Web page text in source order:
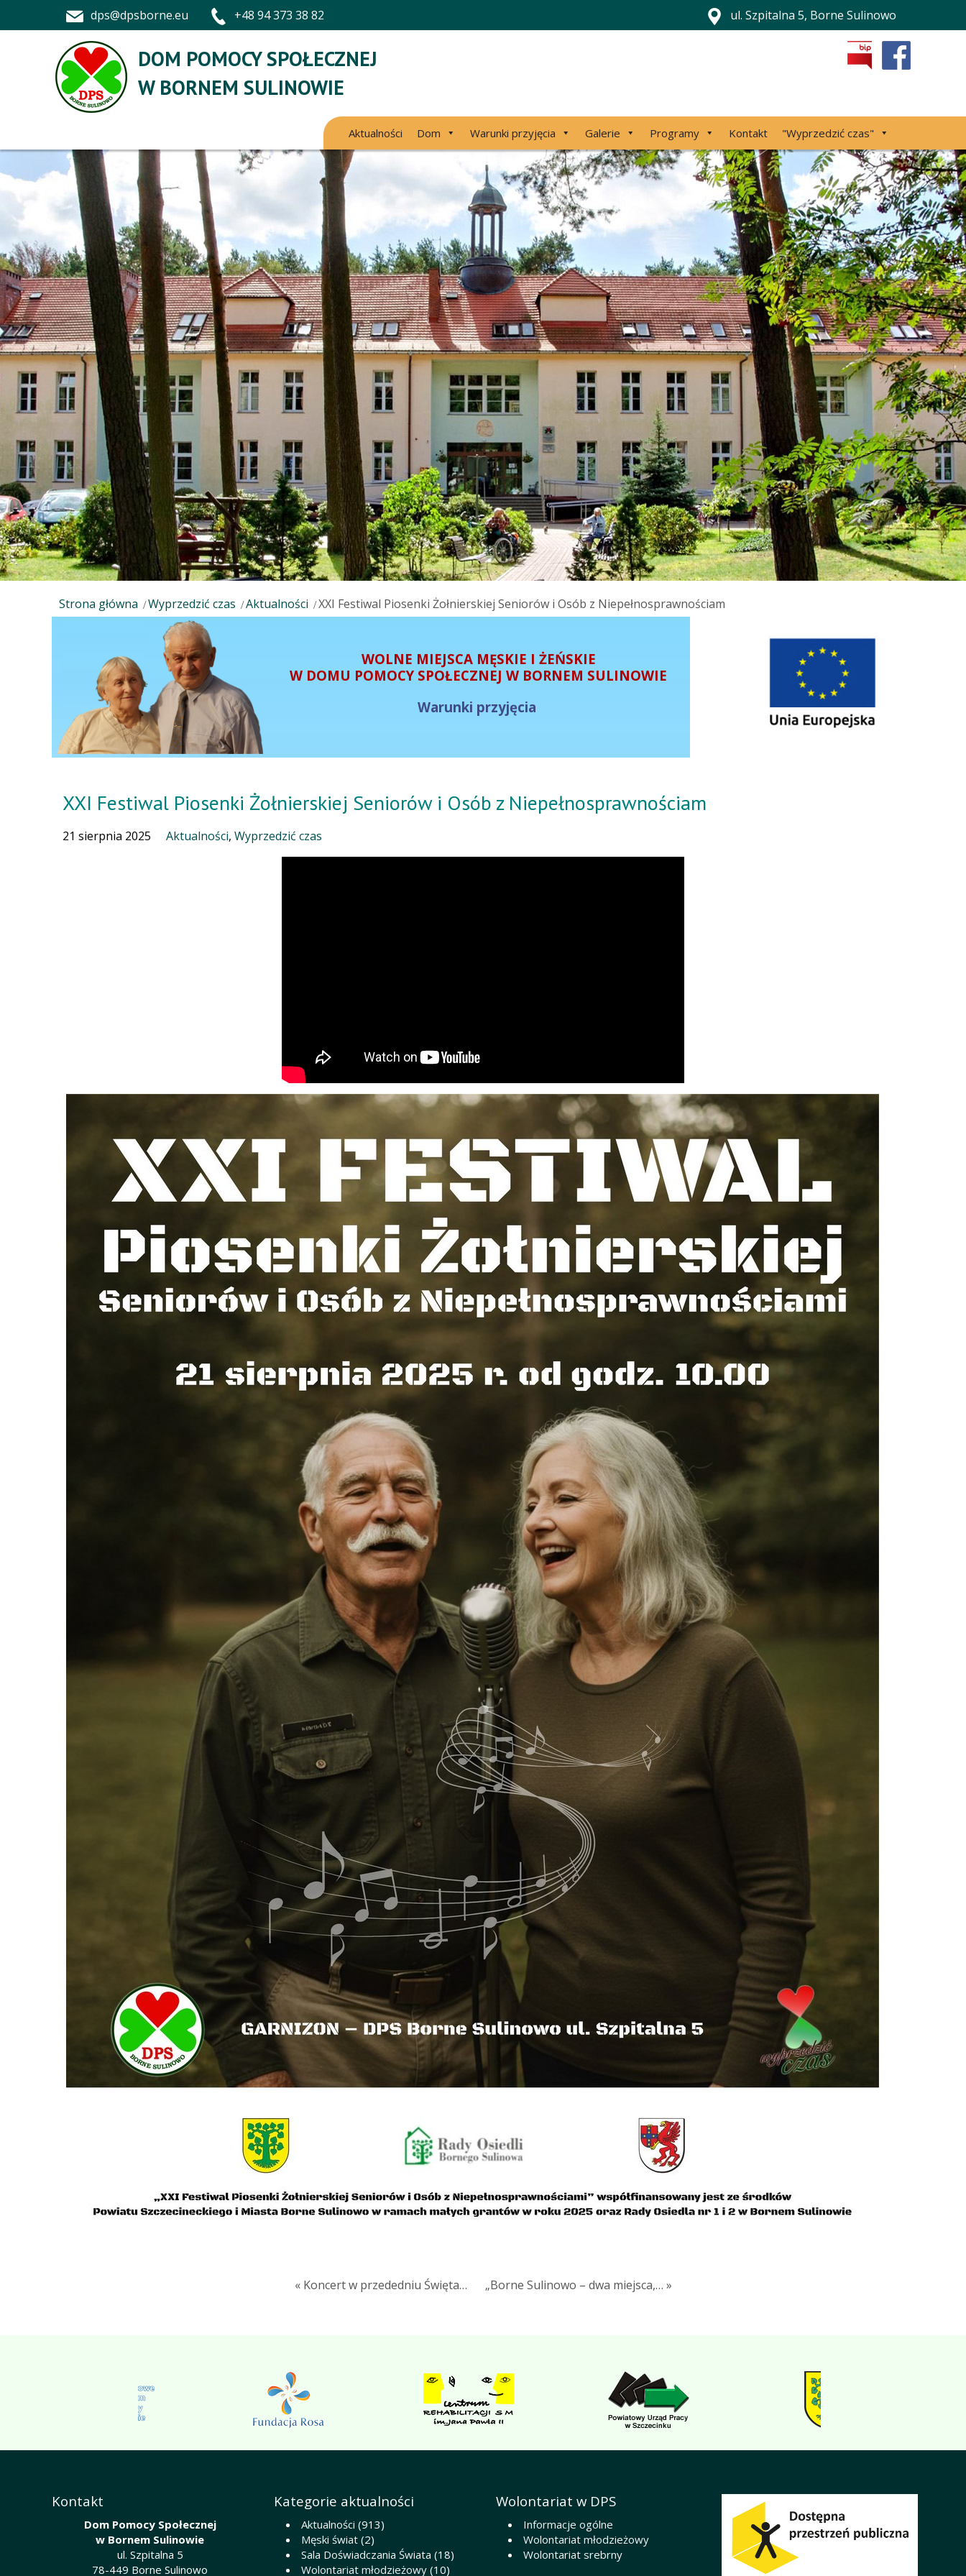
dps@dpsborne.eu +48 94 373 38 82 ul. Szpitalna 5, Borne Sulinowo
DOM POMOCY SPOŁECZNEJ
W BORNEM SULINOWIE
Aktualności Dom Warunki przyjęcia Galerie Programy Kontakt "Wyprzedzić czas"
Strona główna Wyprzedzić czas Aktualności XXI Festiwal Piosenki Żołnierskiej Seniorów i Osób z Niepełnosprawnościam
WOLNE MIEJSCA MĘSKIE I ŻEŃSKIE
W DOMU POMOCY SPOŁECZNEJ W BORNEM SULINOWIE
Warunki przyjęcia
XXI Festiwal Piosenki Żołnierskiej Seniorów i Osób z Niepełnosprawnościam
21 sierpnia 2025 Aktualności, Wyprzedzić czas
« Koncert w przededniu Święta… „Borne Sulinowo – dwa miejsca,… »
Kontakt
Dom Pomocy Społecznej
w Bornem Sulinowie
ul. Szpitalna 5
78-449 Borne Sulinowo
Kategorie aktualności
Aktualności (913)
Męski świat (2)
Sala Doświadczania Świata (18)
Wolontariat młodzieżowy (10)
Wolontariat w DPS
Informacje ogólne
Wolontariat młodzieżowy
Wolontariat srebrny